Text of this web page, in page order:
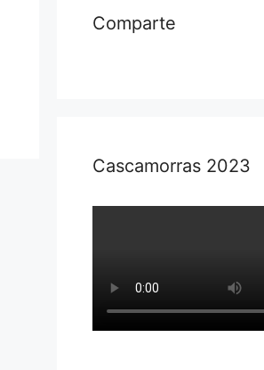
Comparte
Cascamorras 2023